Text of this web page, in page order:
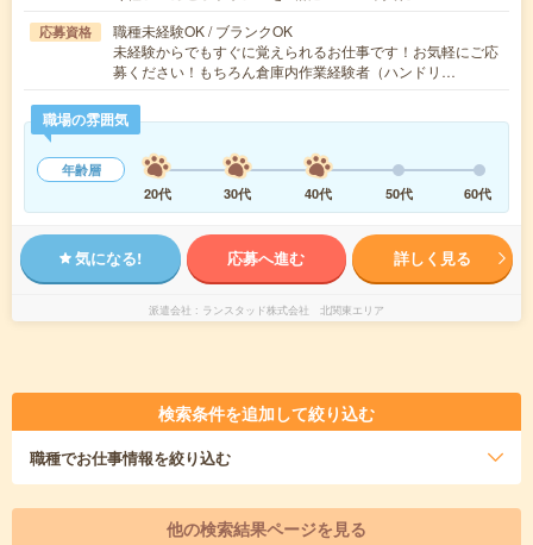
応募資格
職種未経験OK / ブランクOK
未経験からでもすぐに覚えられるお仕事です！お気軽にご応
募ください！もちろん倉庫内作業経験者（ハンドリ…
職場の雰囲気
年齢層
20代
30代 40代 50代 60代
気になる! 応募へ進む 詳しく見る
派遣会社 ランスタッド株式会社 北関東エリア
検索条件を追加して絞り込む
職種でお仕事情報を絞り込む
他の検索結果ページを見る